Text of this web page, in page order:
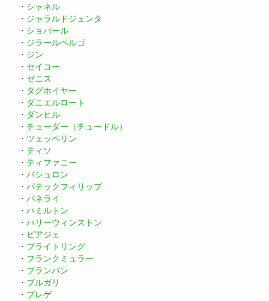
・ シャネル
・ ジャラルドジェンタ
・ ショパール
・ ジラールペルゴ
・ ジン
・ セイコー
・ ゼニス
・ タグホイヤー
・ ダニエルロート
・ ダンヒル
・ チューダー（チュードル）
・ ツェッペリン
・ ティソ
・ ティファニー
・ バシュロン
・ パテックフィリップ
・ パネライ
・ ハミルトン
・ ハリーウィンストン
・ ピアジェ
・ ブライトリング
・ フランクミュラー
・ ブランパン
・ ブルガリ
・ ブレゲ